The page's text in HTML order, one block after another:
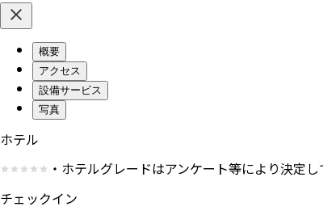
概要
アクセス
設備サービス
写真
ホテル
・ホテルグレードはアンケート等により決定し
チェックイン